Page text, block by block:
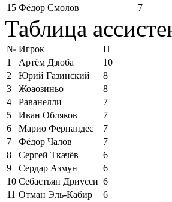
15 Фёдор Смолов 7
Таблица
№ Игрок
П
1
Артём Дзюба
10
2
Юрий Газинский
8
3
Жоаозиньо
8
4
Раванелли
7
5
Иван Обляков
7
6
Марио Фернандес
7
7
Фёдор Чалов
7
8
Сергей Ткачёв
6
9
Сердар Азмун
6
10 Себастьян Дриусси 6
11 Отман Эль-Кабир
6